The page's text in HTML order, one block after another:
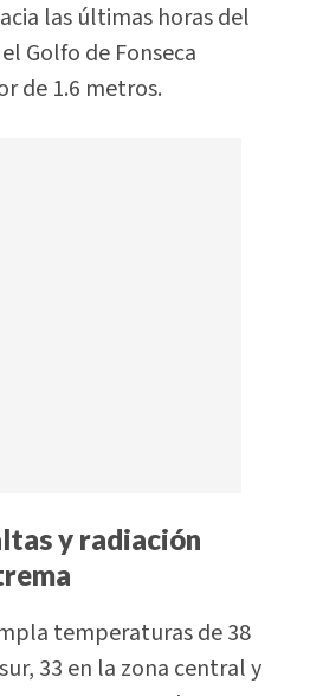
las últimas horas del
Golfo de Fonseca
de 1.6 metros.
y radiación
temperaturas de 38
33 en la zona central y